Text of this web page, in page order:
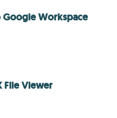
Google Workspace
File Viewer